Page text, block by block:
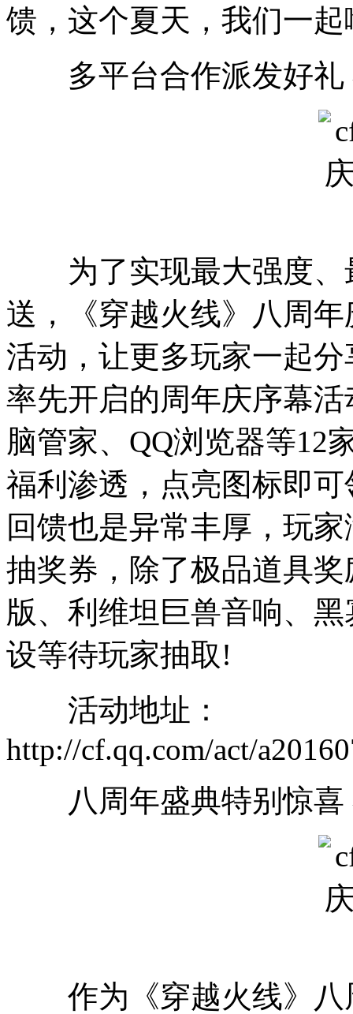
馈，这个夏天，我们一起
多平台合作派发好礼
为了实现最大强度、
送，《穿越火线》八周
活动，让更多玩家一起
率先开启的周年庆序幕
脑管家、QQ浏览器等12
福利渗透，点亮图标即
回馈也是异常丰厚，玩
抽奖券，除了极品道具
版、利维坦巨兽音响、
设等待玩家抽取!
活动地址：
http://cf.qq.com/act/
八周年盛典特别惊喜
作为《穿越火线》八